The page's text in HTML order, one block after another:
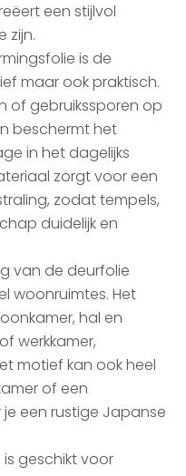
een stijlvol
zijn.
is de
maar ook praktisch.
of gebruikssporen op
beschermt het
in het dagelijks
zorgt voor een
zodat tempels,
duidelijk en
van de deurfolie
woonruimtes. Het
hal en
werkkamer,
motief kan ook heel
of een
een rustige Japanse
geschikt voor